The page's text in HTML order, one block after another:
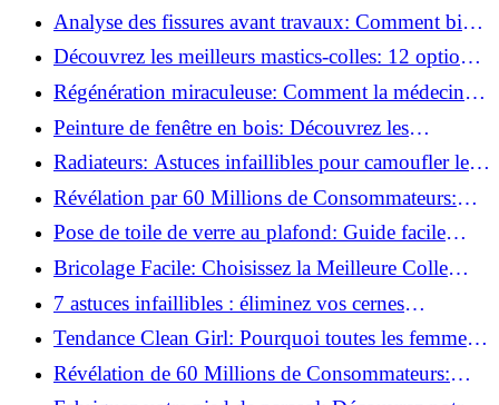
chouchoutent votre âme!
Analyse des fissures avant travaux: Comment bien
préparer vos surfaces!
Découvrez les meilleurs mastics-colles: 12 options
dès 6,70 €!
Régénération miraculeuse: Comment la médecine
régénérative peut restaurer votre confiance!
Peinture de fenêtre en bois: Découvrez les
techniques infaillibles pour un résultat parfait!
Radiateurs: Astuces infaillibles pour camoufler les
tuyaux apparents!
Révélation par 60 Millions de Consommateurs:
Découvrez le sérum anti-rides numéro un!
Pose de toile de verre au plafond: Guide facile
pour débutants!
Bricolage Facile: Choisissez la Meilleure Colle
pour Chaque Matériau!
7 astuces infaillibles : éliminez vos cernes
rapidement !
Tendance Clean Girl: Pourquoi toutes les femmes
l'adoptent?
Révélation de 60 Millions de Consommateurs:
Découvrez le meilleur fond de teint pour votre